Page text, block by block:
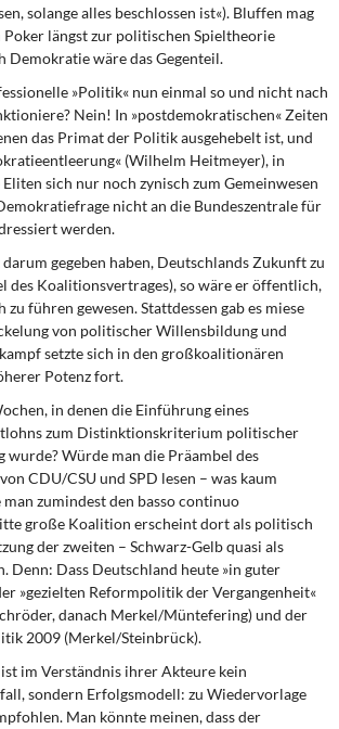
Moderne
Stiftung
solange alles beschlossen ist«). Bluffen mag
Poker längst zur politischen Spieltheorie
Demokratie wäre das Gegenteil.
»Politik« nun einmal so und nicht nach
Nein! In »postdemokratischen« Zeiten
das Primat der Politik ausgehebelt ist, und
(Wilhelm Heitmeyer), in
sich nur noch zynisch zum Gemeinwesen
nicht an die Bundeszentrale für
werden.
gegeben haben, Deutschlands Zukunft zu
des Koalitionsvertrages), so wäre er öffentlich,
führen gewesen. Stattdessen gab es miese
von politischer Willensbildung und
setzte sich in den großkoalitionären
Potenz fort.
in denen die Einführung eines
zum Distinktionskriterium politischer
wurde? Würde man die Präambel des
CDU/CSU und SPD lesen – was kaum
zumindest den basso continuo
große Koalition erscheint dort als politisch
der zweiten – Schwarz-Gelb quasi als
Denn: Dass Deutschland heute »in guter
»gezielten Reformpolitik der Vergangenheit«
danach Merkel/Müntefering) und der
2009 (Merkel/Steinbrück).
im Verständnis ihrer Akteure kein
sondern Erfolgsmodell: zu Wiedervorlage
Man könnte meinen, dass der